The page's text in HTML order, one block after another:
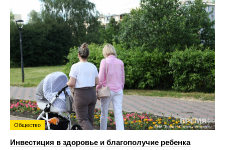
Общество
Инвестиция в здоровье и благополучие ребенка